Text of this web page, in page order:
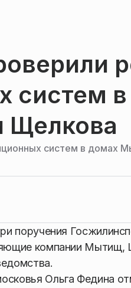
систем
Щелкова
систем в домах
поручения
компании Мытищ,
Ольга Федина